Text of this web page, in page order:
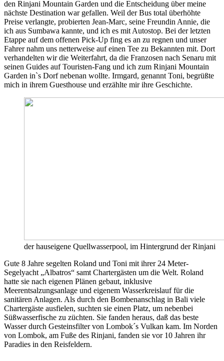
den Rinjani Mountain Garden und die Entscheidung über meine
nächste Destination war gefallen. Weil der Bus total überhöhte
Preise verlangte, probierten Jean-Marc, seine Freundin Annie, die
ich aus Sumbawa kannte, und ich es mit Autostop. Bei der letzten
Etappe auf dem offenen Pick-Up fing es an zu regnen und unser
Fahrer nahm uns netterweise auf einen Tee zu Bekannten mit. Dort
verhandelten wir die Weiterfahrt, da die Franzosen nach Senaru mit
seinen Guides auf Touristen-Fang und ich zum Rinjani Mountain
Garden in`s Dorf nebenan wollte. Irmgard, genannt Toni, begrüßte
mich in ihrem Guesthouse und erzählte mir ihre Geschichte.
der hauseigene Quellwasserpool, im Hintergrund der Rinjani
Gute 8 Jahre segelten Roland und Toni mit ihrer 24 Meter-
Segelyacht „Albatros“ samt Chartergästen um die Welt. Roland
hatte sie nach eigenen Plänen gebaut, inklusive
Meerentsalzungsanlage und eigenem Wasserkreislauf für die
sanitären Anlagen. Als durch den Bombenanschlag in Bali viele
Chartergäste ausfielen, suchten sie einen Platz, um nebenbei
Süßwasserfische zu züchten. Sie fanden heraus, daß das beste
Wasser durch Gesteinsfilter von Lombok´s Vulkan kam. Im Norden
von Lombok, am Fuße des Rinjani, fanden sie vor 10 Jahren ihr
Paradies in den Reisfeldern.